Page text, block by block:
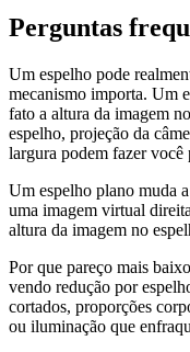
Perguntas
Um espelho pode
mecanismo importa. Um
fato a altura da imagem
espelho, projeção da
largura podem fazer você
Um espelho plano muda
uma imagem virtual
altura da imagem no
Por que pareço mais
vendo redução por
cortados, proporções
ou iluminação que